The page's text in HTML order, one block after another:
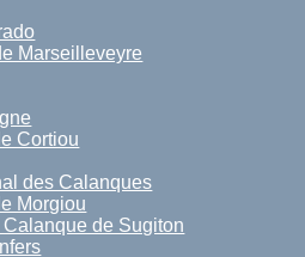
Marseilleveyre
Cortiou
des Calanques
Morgiou
de Sugiton